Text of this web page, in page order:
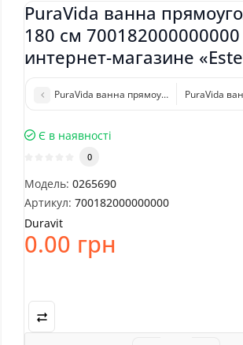
PuraVida ванна
180 см
интернет-магазине
PuraVida ванна прямоугольная 170 см
PuraVida
Є в наявності
0
Модель: 0265690
Артикул: 700182000000000
Duravit
0.00 грн